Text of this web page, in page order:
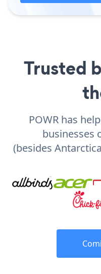
Trusted
POWR has
businesses
(besides